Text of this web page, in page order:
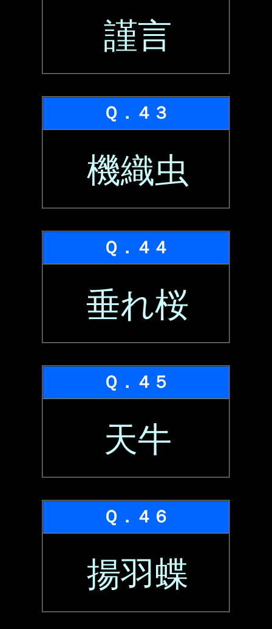
謹言
Ｑ．４３
機織虫
Ｑ．４４
垂れ桜
Ｑ．４５
天牛
Ｑ．４６
揚羽蝶